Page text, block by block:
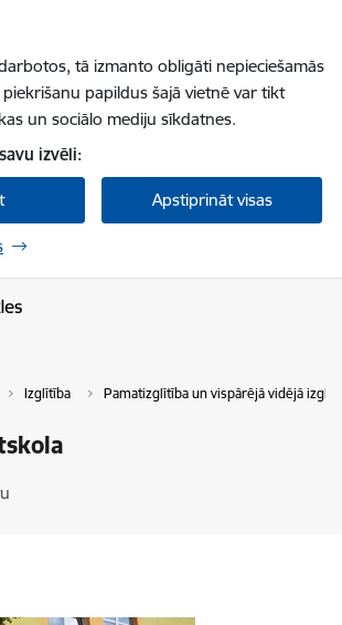
tā izmanto obligāti nepieciešamās
papildus šajā vietnē var tikt
un sociālo mediju sīkdatnes.
izvēli:
Apstiprināt visas
Izglītība Pamatizglītība un vispārējā vidējā